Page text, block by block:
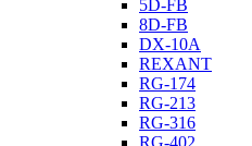
5D-FB
8D-FB
DX-10A
REXANT
RG-174
RG-213
RG-316